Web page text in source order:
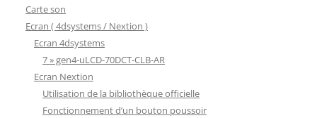
Carte son
Ecran ( 4dsystems / Nextion )
Ecran 4dsystems
7 » gen4-uLCD-70DCT-CLB-AR
Ecran Nextion
Utilisation de la bibliothèque officielle
Fonctionnement d’un bouton poussoir